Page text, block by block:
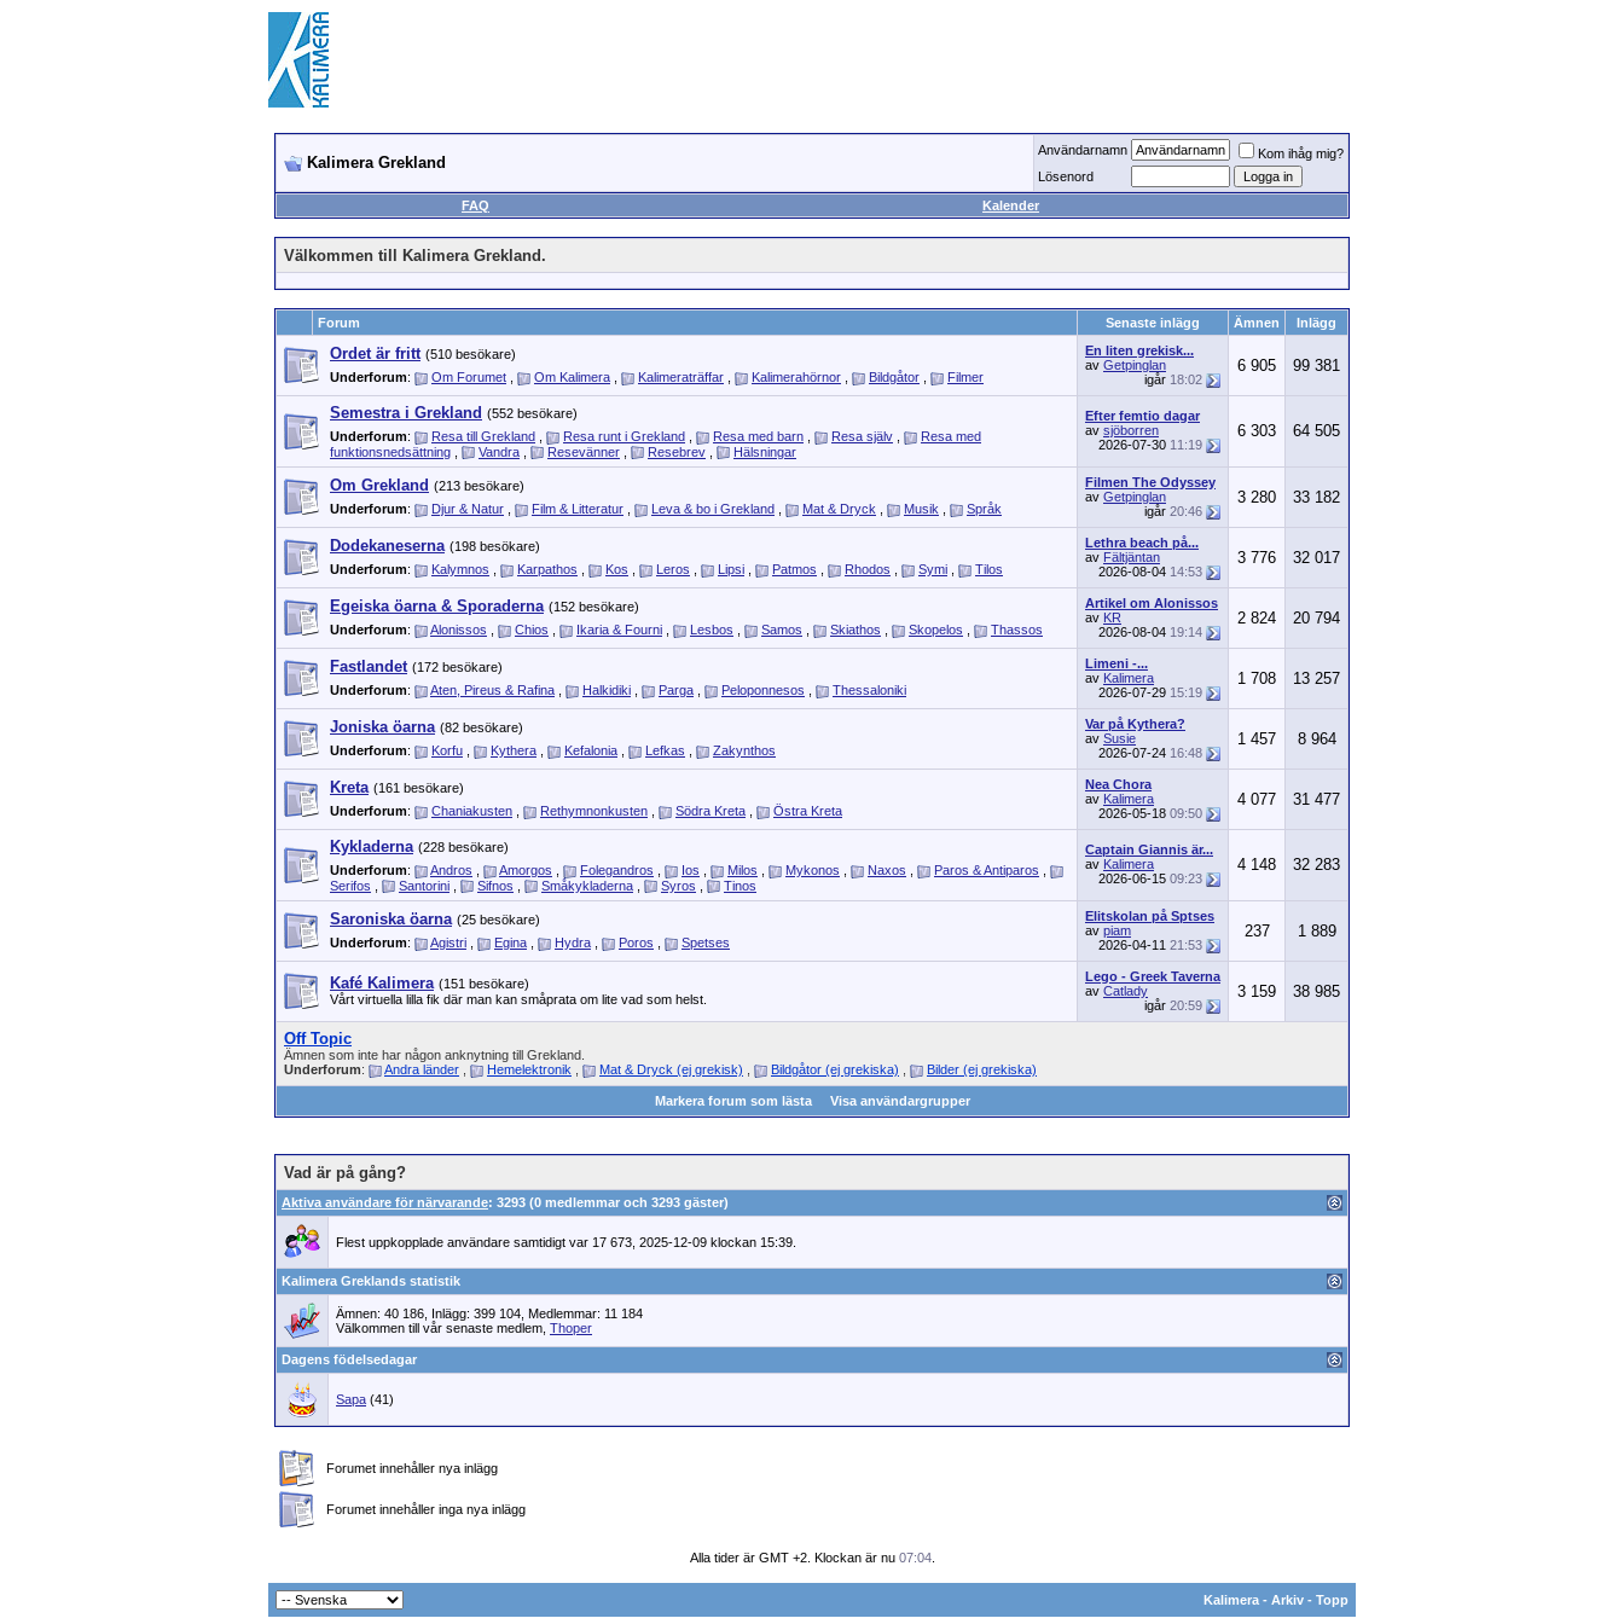
Kalimera Grekland
Användarnamn
Kom ihåg mig?
Lösenord
FAQ
Kalender
Välkommen till Kalimera Grekland.
Forum Senaste inlägg Ämnen Inlägg
Ordet är fritt (510 besökare)
Underforum: Om Forumet Om Kalimera Kalimeraträffar Kalimerahörnor Bildgåtor Filmer
En liten grekisk...
av Getpinglan
igår 18:02
6 905 99 381
Semestra i Grekland (552 besökare)
Underforum: Resa till Grekland Resa runt i Grekland Resa med barn Resa själv
Resa med
funktionsnedsättning
Vandra Resevänner Resebrev Hälsningar
Efter femtio dagar
av sjöborren
2026-07-30 11:19
6 303 64 505
Om Grekland (213 besökare)
Underforum: Djur & Natur Film & Litteratur Leva & bo i Grekland Mat & Dryck Musik Språk
Filmen The Odyssey
av Getpinglan
igår 20:46
3 280 33 182
Dodekaneserna (198 besökare)
Underforum: Kalymnos Karpathos Kos Leros Lipsi Patmos Rhodos Symi Tilos
Lethra beach på...
av Fältjäntan
2026-08-04 14:53
3 776 32 017
Egeiska öarna & Sporaderna (152 besökare)
Underforum: Alonissos Chios Ikaria & Fourni Lesbos Samos Skiathos Skopelos Thassos
Artikel om Alonissos
av KR
2026-08-04 19:14
2 824 20 794
Fastlandet (172 besökare)
Underforum: Aten, Pireus & Rafina Halkidiki Parga Peloponnesos Thessaloniki
Limeni -...
av Kalimera
2026-07-29 15:19
1 708 13 257
Joniska öarna (82 besökare)
Underforum: Korfu Kythera Kefalonia Lefkas Zakynthos
Var på Kythera?
av Susie
2026-07-24 16:48
1 457 8 964
Kreta (161 besökare)
Underforum: Chaniakusten Rethymnonkusten Södra Kreta Östra Kreta
Nea Chora
av Kalimera
2026-05-18 09:50
4 077 31 477
Kykladerna (228 besökare)
Underforum: Andros Amorgos Folegandros Ios Milos Mykonos Naxos Paros & Antiparos
Serifos
Santorini Sifnos Småkykladerna Syros Tinos
Captain Giannis är...
av Kalimera
2026-06-15 09:23
4 148 32 283
Saroniska öarna (25 besökare)
Underforum: Agistri Egina Hydra Poros Spetses
Elitskolan på Sptses
av piam
2026-04-11 21:53
237 1 889
Kafé Kalimera (151 besökare)
Vårt virtuella lilla fik där man kan småprata om lite vad som helst.
Lego - Greek Taverna
av Catlady
igår 20:59
3 159 38 985
Off Topic
Ämnen som inte har någon anknytning till Grekland.
Underforum: Andra länder Hemelektronik Mat & Dryck (ej grekisk) Bildgåtor (ej grekiska) Bilder (ej grekiska)
Markera forum som lästa Visa användargrupper
Vad är på gång?
Aktiva användare för närvarande: 3293 (0 medlemmar och 3293 gäster)
Flest uppkopplade användare samtidigt var 17 673, 2025-12-09 klockan 15:39.
Kalimera Greklands statistik
Ämnen: 40 186, Inlägg: 399 104, Medlemmar: 11 184
Välkommen till vår senaste medlem, Thoper
Dagens födelsedagar
Sapa (41)
Forumet innehåller nya inlägg
Forumet innehåller inga nya inlägg
Alla tider är GMT +2. Klockan är nu 07:04.
Kalimera - Arkiv - Topp